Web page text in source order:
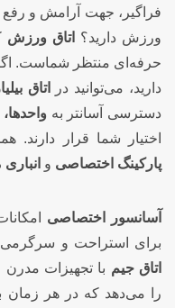
فراگیر، جهت آرامش و رفع
ورزش دارید؟ اتاق ورزش
حرفه‌ای منتظر شماست.
دارید، می‌توانید در
اتاق
دسترسی آسانتر به
اختیار شما قرار دارند.
پارکینگ اختصاصی و
آسانسور اختصاصی
برای استراحت و سرگرمی
اتاق جیم با تجهیزات
را می‌دهد که در هر زمان